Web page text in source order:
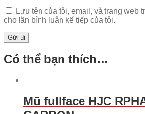
Lưu tên của tôi, email, và trang web
cho lần bình luận kế tiếp của tôi.
Có thể bạn thích…
Mũ fullface HJC